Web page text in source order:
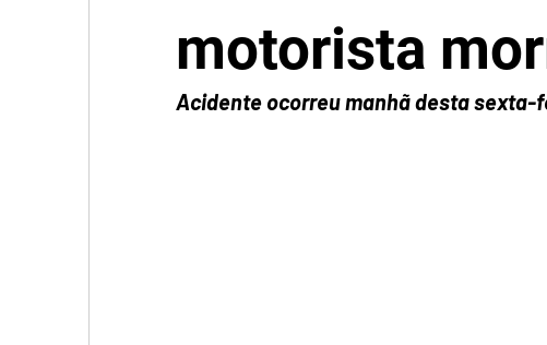
motorista
Acidente ocorreu manhã desta sexta-